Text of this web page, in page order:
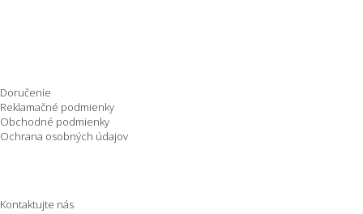
Doručenie
Reklamačné podmienky
Obchodné podmienky
Ochrana osobných údajov
Kontaktujte nás